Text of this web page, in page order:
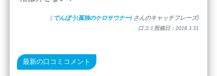
( でんぼう(孤独のケロサウナー) さんのキャッチフレーズ)
口コミ投稿日：2018.3.31
最新の口コミコメント